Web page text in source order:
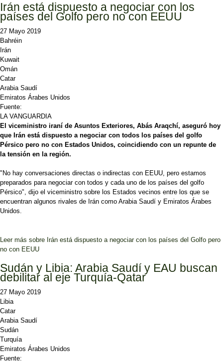
Irán está dispuesto a negociar con los
países del Golfo pero no con EEUU
27 Mayo 2019
Bahréin
Irán
Kuwait
Omán
Catar
Arabia Saudí
Emiratos Árabes Unidos
Fuente:
LA VANGUARDIA
El viceministro iraní de Asuntos Exteriores, Abás Araqchí, aseguró hoy
que Irán está dispuesto a negociar con todos los países del golfo
Pérsico pero no con Estados Unidos, coincidiendo con un repunte de
la tensión en la región.
"No hay conversaciones directas o indirectas con EEUU, pero estamos
preparados para negociar con todos y cada uno de los países del golfo
Pérsico", dijo el viceministro sobre los Estados vecinos entre los que se
encuentran algunos rivales de Irán como Arabia Saudí y Emiratos Árabes
Unidos.
Leer más sobre Irán está dispuesto a negociar con los países del Golfo pero
no con EEUU
Sudán y Libia: Arabia Saudí y EAU buscan
debilitar al eje Turquía-Qatar
27 Mayo 2019
Libia
Catar
Arabia Saudí
Sudán
Turquía
Emiratos Árabes Unidos
Fuente: